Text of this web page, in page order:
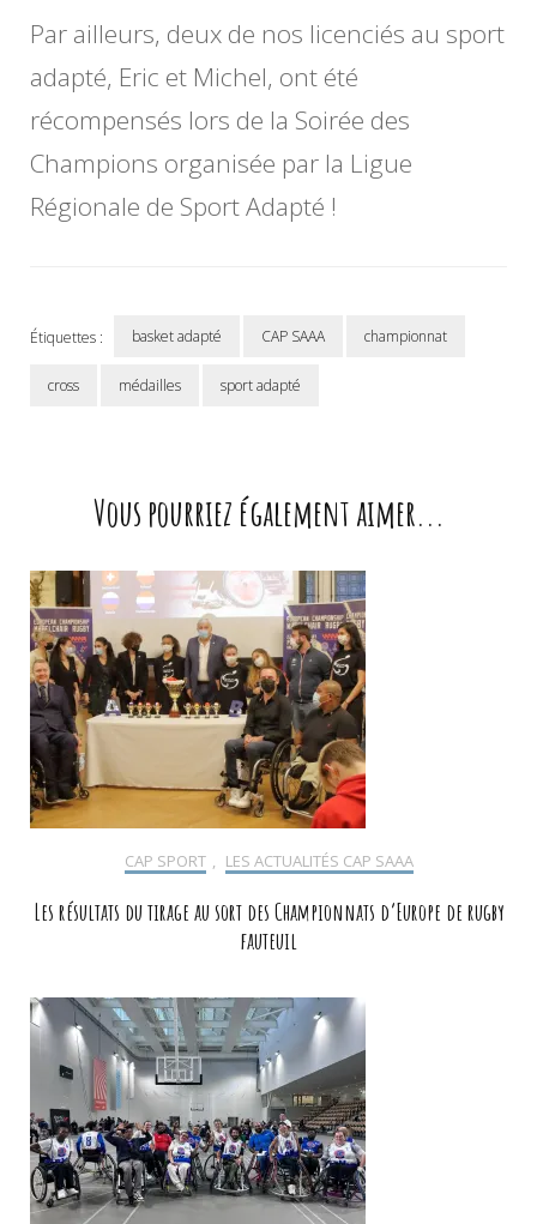
Par ailleurs, deux de nos licenciés au sport
adapté, Eric et Michel, ont été
récompensés lors de la Soirée des
Champions organisée par la Ligue
Régionale de Sport Adapté !
Étiquettes : basket adapté CAP SAAA championnat
cross médailles sport adapté
Vous pourriez également aimer...
CAP SPORT LES ACTUALITÉS CAP SAAA
Les résultats du tirage au sort des Championnats d’Europe de rugby
fauteuil